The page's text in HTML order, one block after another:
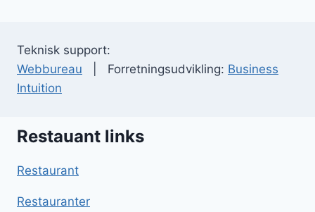
Teknisk support:
Webbureau | Forretningsudvikling: Business
Intuition
Restauant links
Restaurant
Restauranter